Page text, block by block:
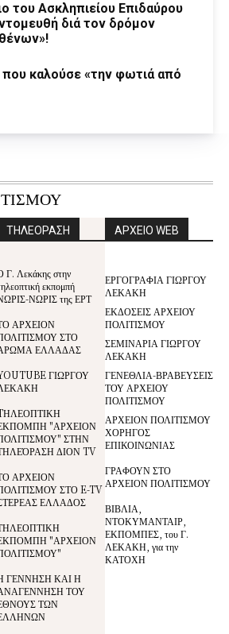
του Ασκληπιείου Επιδαύρου
διά τον δρόμον
καλούσε «την φωτιά από
ΤΗΛΕΟΡΑΣΗ
Γ. Λεκάκης στην
εκπομπή
ΝΩΡΙΣ της ΕΡΤ
ΑΡΧΕΙΟΝ
ΣΤΟ
ΕΛΛΑΔΑΣ
ΓΙΩΡΓΟΥ
"ΑΡΧΕΙΟΝ
ΣΤΗΝ
ΔΙΟΝ TV
ΑΡΧΕΙΟΝ
ΣΤΟ E-TV
ΕΛΛΑΔΟΣ
"ΑΡΧΕΙΟΝ
ΓΕΝΝΗΣΗ ΚΑΙ Η
ΤΟΥ
ΤΩΝ
ΑΡΧΕΙΟ WEB
ΕΡΓΟΓΡΑΦΙΑ ΓΙΩΡΓΟΥ
ΛΕΚΑΚΗ
ΕΚΔΟΣΕΙΣ ΑΡΧΕΙΟΥ
ΠΟΛΙΤΙΣΜΟΥ
ΣΕΜΙΝΑΡΙΑ ΓΙΩΡΓΟΥ
ΛΕΚΑΚΗ
ΓΕΝΕΘΛΙΑ-ΒΡΑΒΕΥΣΕΙΣ
ΤΟΥ ΑΡΧΕΙΟΥ
ΠΟΛΙΤΙΣΜΟΥ
ΑΡΧΕΙΟΝ ΠΟΛΙΤΙΣΜΟΥ
ΧΟΡΗΓΟΣ
ΕΠΙΚΟΙΝΩΝΙΑΣ
ΓΡΑΦΟΥΝ ΣΤΟ
ΑΡΧΕΙΟΝ ΠΟΛΙΤΙΣΜΟΥ
ΒΙΒΛΙΑ,
ΝΤΟΚΥΜΑΝΤΑΙΡ,
ΕΚΠΟΜΠΕΣ, του Γ.
ΛΕΚΑΚΗ, για την
ΚΑΤΟΧΗ